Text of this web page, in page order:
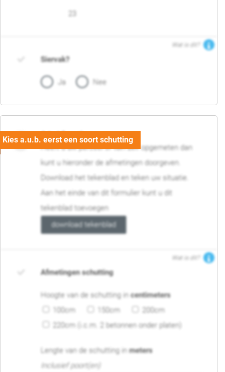
Wat is dit?
Siervak?
Ja Nee
04. Afmetingen
Heeft u uw perceel of tuin zelf opgemeten dan
kunt u hieronder de afmetingen doorgeven.
Download het tekenblad en teken uw situatie.
Aan het einde van dit formulier kunt u dit
tekenblad toevoegen
download tekenblad
Wat is dit?
Afmetingen schutting
Hoogte van de schutting incentimeters
100cm
150cm
200cm
220cm (i.c.m. 2 betonnen onder platen)
Lengte van de schutting inmeters
Inclusief poort(en)